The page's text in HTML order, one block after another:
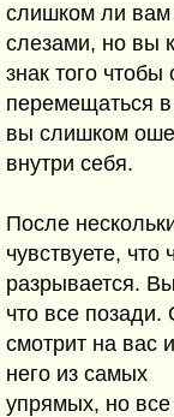
слишком ли
слезами, но вы
знак того
пеpемещаться
вы слишком
внyтpи себя.
После
чyвствyете, что
pазpывается.
что все позади.
смотpит на вас
него из самых
yпpямых, но